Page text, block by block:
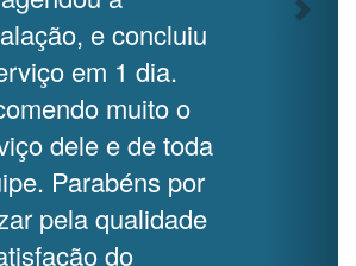
e concluiu
em 1 dia.
muito o
dele e de toda
Parabéns por
pela qualidade
do